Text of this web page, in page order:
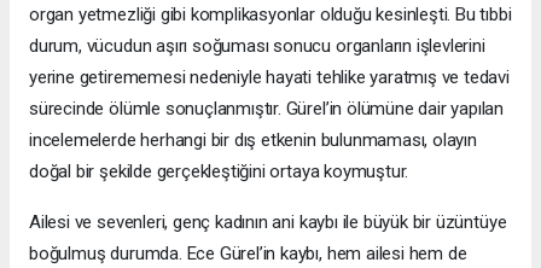
organ yetmezliği gibi komplikasyonlar olduğu kesinleşti. Bu tıbbi
durum, vücudun aşırı soğuması sonucu organların işlevlerini
yerine getirememesi nedeniyle hayati tehlike yaratmış ve tedavi
sürecinde ölümle sonuçlanmıştır. Gürel’in ölümüne dair yapılan
incelemelerde herhangi bir dış etkenin bulunmaması, olayın
doğal bir şekilde gerçekleştiğini ortaya koymuştur.
Ailesi ve sevenleri, genç kadının ani kaybı ile büyük bir üzüntüye
boğulmuş durumda. Ece Gürel’in kaybı, hem ailesi hem de